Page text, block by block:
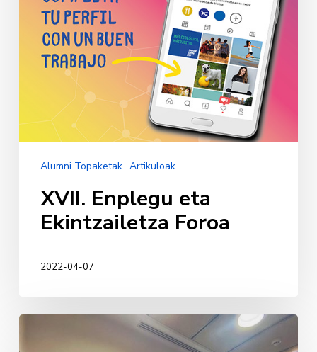
Alumni Topaketak Artikuloak
XVII. Enplegu eta
Ekintzailetza Foroa
2022-04-07
Zuzenbide
Ekonomikoak